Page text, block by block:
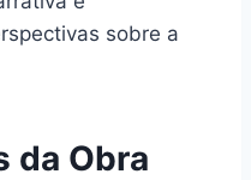
sobre a
da Obra